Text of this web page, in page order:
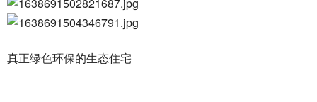
真正绿色环保的生态住宅